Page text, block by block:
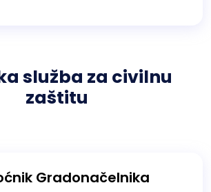
služba za civilnu
zaštitu
Gradonačelnika